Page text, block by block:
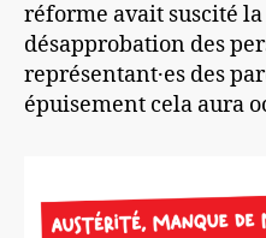
réforme avait suscité
désapprobation des
représentant·es des
épuisement cela aura